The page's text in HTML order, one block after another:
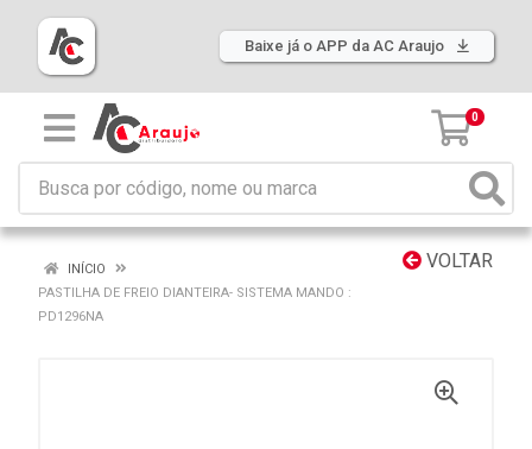
Baixe já o APP da AC Araujo
0
VOLTAR
INÍCIO
PASTILHA DE FREIO DIANTEIRA- SISTEMA MANDO :
PD1296NA